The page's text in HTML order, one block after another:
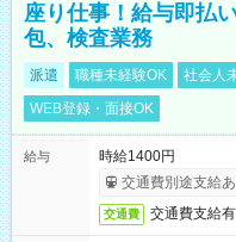
座り仕事！給与即払
包、検査業務
派遣 職種未経験OK 社会人
WEB登録・面接OK
給与
時給1400円
交通費別途支給あ
交通費 交通費支給有